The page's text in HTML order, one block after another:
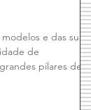
e das suas
de
pilares de...